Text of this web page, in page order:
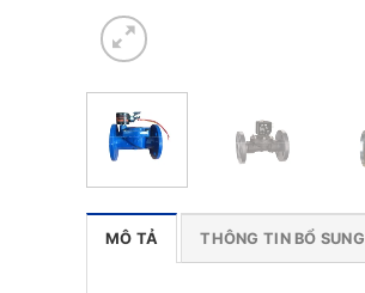
MÔ TẢ THÔNG TIN BỔ SUNG